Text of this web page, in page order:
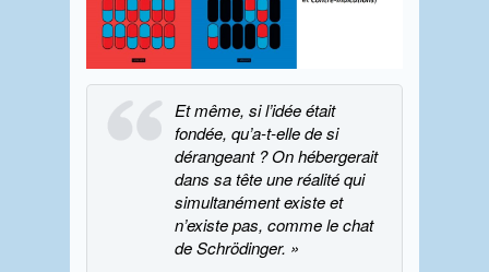
Et même, si l’idée était
fondée, qu’a-t-elle de si
dérangeant ? On hébergerait
dans sa tête une réalité qui
simultanément existe et
n’existe pas, comme le chat
de Schrödinger. »